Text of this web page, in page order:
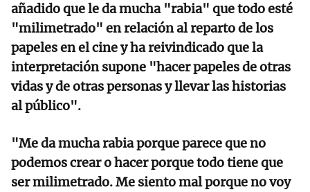
añadido que le da mucha "rabia" que todo esté
"milimetrado" en relación al reparto de los
papeles en el cine y ha reivindicado que la
interpretación supone "hacer papeles de otras
vidas y de otras personas y llevar las historias
al público".
"Me da mucha rabia porque parece que no
podemos crear o hacer porque todo tiene que
ser milimetrado. Me siento mal porque no voy